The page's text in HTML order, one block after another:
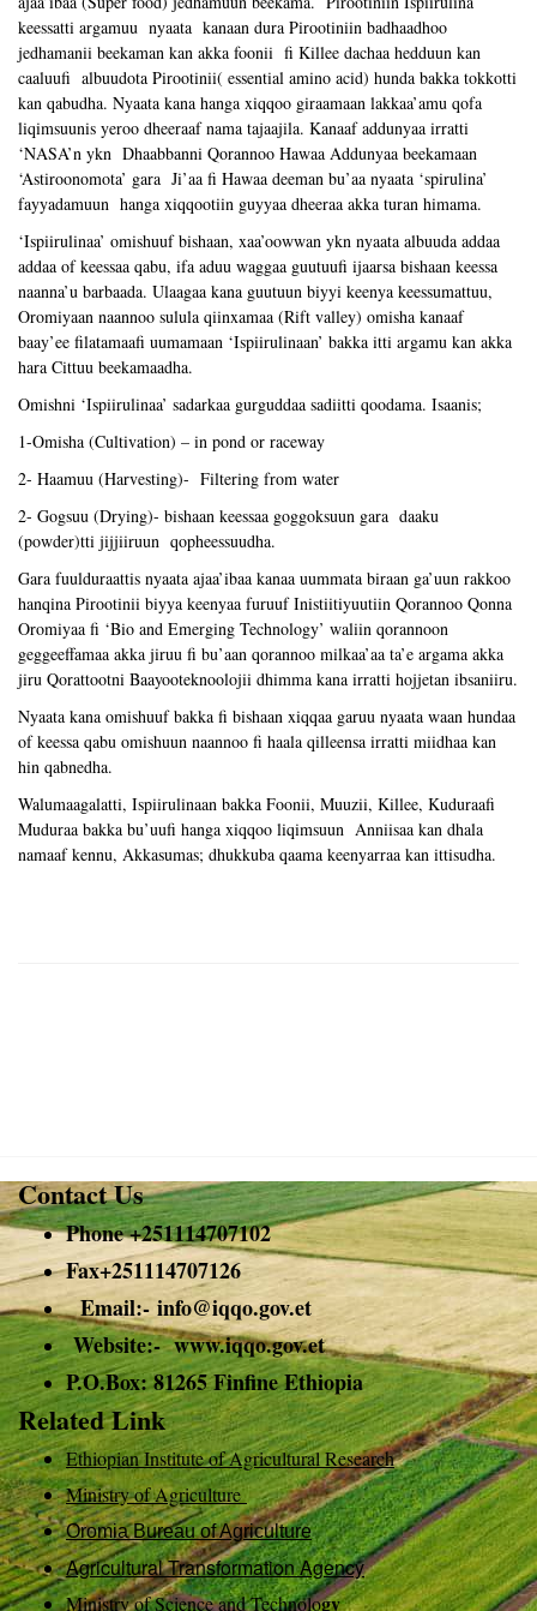
keessatti argamuu nyaata kanaan dura Pirootiniin badhaadhoo
jedhamanii beekaman kan akka foonii fi Killee dachaa hedduun kan
caaluufi albuudota Pirootinii( essential amino acid) hunda bakka tokkotti
kan qabudha. Nyaata kana hanga xiqqoo giraamaan lakkaa’amu qofa
liqimsuunis yeroo dheeraaf nama tajaajila. Kanaaf addunyaa irratti
‘NASA’n ykn Dhaabbanni Qorannoo Hawaa Addunyaa beekamaan
‘Astiroonomota’ gara Ji’aa fi Hawaa deeman bu’aa nyaata ‘spirulina’
fayyadamuun hanga xiqqootiin guyyaa dheeraa akka turan himama.
‘Ispiirulinaa’ omishuuf bishaan, xaa’oowwan ykn nyaata albuuda addaa
addaa of keessaa qabu, ifa aduu waggaa guutuufi ijaarsa bishaan keessa
naanna’u barbaada. Ulaagaa kana guutuun biyyi keenya keessumattuu,
Oromiyaan naannoo sulula qiinxamaa (Rift valley) omisha kanaaf
baay’ee filatamaafi uumamaan ‘Ispiirulinaan’ bakka itti argamu kan akka
hara Cittuu beekamaadha.
Omishni ‘Ispiirulinaa’ sadarkaa gurguddaa sadiitti qoodama. Isaanis;
1-Omisha (Cultivation) – in pond or raceway
2- Haamuu (Harvesting)- Filtering from water
2- Gogsuu (Drying)- bishaan keessaa goggoksuun gara daaku
(powder)tti jijjiiruun qopheessuudha.
Gara fuulduraattis nyaata ajaa’ibaa kanaa uummata biraan ga’uun rakkoo
hanqina Pirootinii biyya keenyaa furuuf Inistiitiyuutiin Qorannoo Qonna
Oromiyaa fi ‘Bio and Emerging Technology’ waliin qorannoon
geggeeffamaa akka jiruu fi bu’aan qorannoo milkaa’aa ta’e argama akka
jiru Qorattootni Baayooteknoolojii dhimma kana irratti hojjetan ibsaniiru.
Nyaata kana omishuuf bakka fi bishaan xiqqaa garuu nyaata waan hundaa
of keessa qabu omishuun naannoo fi haala qilleensa irratti miidhaa kan
hin qabnedha.
Walumaagalatti, Ispiirulinaan bakka Foonii, Muuzii, Killee, Kuduraafi
Muduraa bakka bu’uufi hanga xiqqoo liqimsuun Anniisaa kan dhala
namaaf kennu, Akkasumas; dhukkuba qaama keenyarraa kan ittisudha.
Contact Us
Phone +251114707102
Fax+251114707126
Email:-info@iqqo.gov.et
Website:- www.iqqo.gov.et
P.O.Box: 81265 Finfine Ethiopia
Related Link
Ethiopian Institute of Agricultural Research
Ministry of Agriculture
Oromia Bureau of Agriculture
Agricultural Transformation Agency
Ministry of Science and Technology